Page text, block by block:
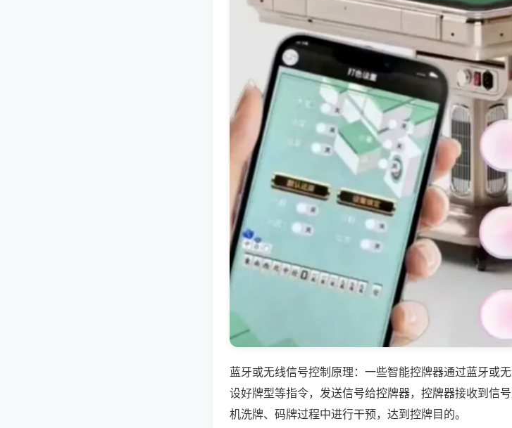
蓝牙或无线信号控制原理：一些智能控牌器通过蓝牙或
设好牌型等指令，发送信号给控牌器，控牌器接收到信
机洗牌、码牌过程中进行干预，达到控牌目的。